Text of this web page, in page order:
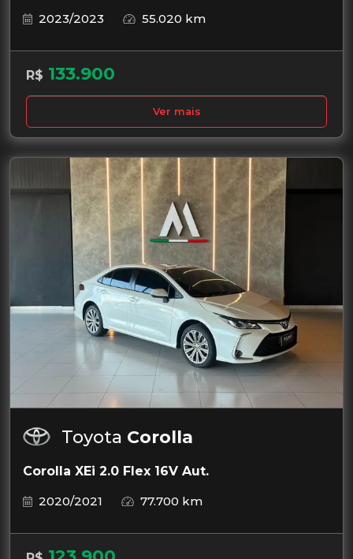
2023/2023
55.020 km
R$ 133.900
Ver mais
Toyota Corolla
Corolla XEi 2.0 Flex 16V Aut.
2020/2021
77.700 km